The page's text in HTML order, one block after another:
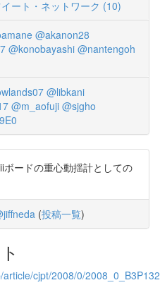
イート・ネットワーク (10)
@akanon28
@konobayashi @nantengoh
@libkani
@m_aofuji @sjgho
ードの重心動揺計としての
(投稿一覧)
cjpt/2008/0/